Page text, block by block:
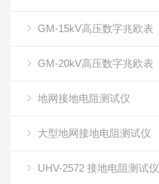
GM-15kV高压数字兆欧表
GM-20kV高压数字兆欧表
地网接地电阻测试仪
大型地网接地电阻测试仪
UHV-2572 接地电阻测试仪